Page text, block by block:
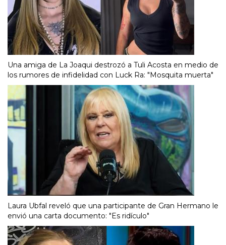
Una amiga de La Joaqui destrozó a Tuli Acosta en medio de
los rumores de infidelidad con Luck Ra: "Mosquita muerta"
Laura Ubfal reveló que una participante de Gran Hermano le
envió una carta documento: "Es ridículo"